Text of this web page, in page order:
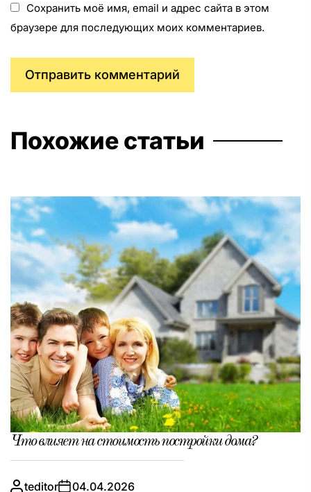
Сохранить моё имя, email и адрес сайта в этом
браузере для последующих моих комментариев.
Похожие статьи
Что влияет на стоимость постройки дома?
teditor 04.04.2026